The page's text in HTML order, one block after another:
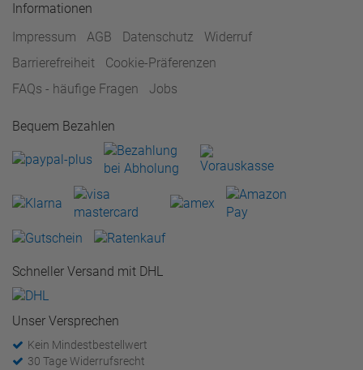
Informationen
Impressum
AGB Datenschutz
Widerruf
Barrierefreiheit
Cookie-Präferenzen
FAQs - häufige Fragen
Jobs
Bequem Bezahlen
Schneller Versand mit DHL
Unser Versprechen
Kein Mindestbestellwert
30 Tage Widerrufsrecht